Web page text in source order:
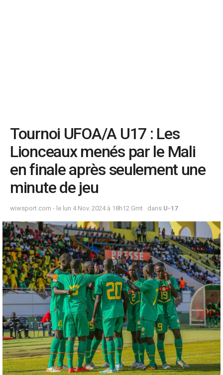
Tournoi UFOA/A U17 : Les
Lionceaux menés par le Mali
en finale après seulement une
minute de jeu
wiwsport.com - le lun 4 Nov. 2024 à 18h12 Gmt dans U-17